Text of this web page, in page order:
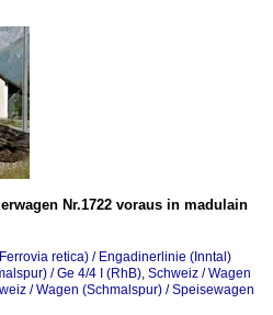
Nr.1722 voraus in madulain
retica) / Engadinerlinie (Inntal)
/ Ge 4/4 I (RhB), Schweiz / Wagen
/ Wagen (Schmalspur) / Speisewagen